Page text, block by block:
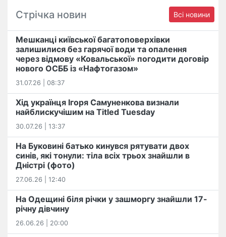
Стрічка новин Всі новини
Мешканці київської багатоповерхівки
залишилися без гарячої води та опалення
через відмову «Ковальської» погодити договір
нового ОСББ із «Нафтогазом»
31.07.26 | 08:37
Хід українця Ігоря Самуненкова визнали
найблискучішим на Titled Tuesday
30.07.26 | 13:37
На Буковині батько кинувся рятувати двох
синів, які тонули: тіла всіх трьох знайшли в
Дністрі (фото)
27.06.26 | 12:40
На Одещині біля річки у зашморгу знайшли 17-
річну дівчину
26.06.26 | 20:00